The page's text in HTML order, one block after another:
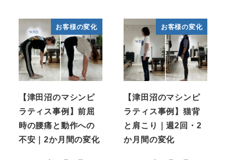
お客様の変化
【津田沼のマシンピ
ラティス事例】前屈
時の腰痛と動作への
不安｜2か月間の変化
お客様の変化
【津田沼のマシンピ
ラティス事例】猫背
と肩こり｜週2回・2
か月間の変化